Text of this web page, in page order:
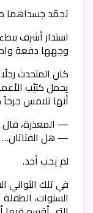
تجمّد جسداهما
استدار أشرف
وجهها دفعة
كان المتحدث
يحمل كتيّب
أنها تلامس
— المعذرة، قال
— هل الفتاتان…
لم يجب أحد.
في تلك الثواني
السنوات،